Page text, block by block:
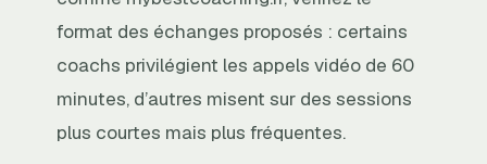
format des échanges proposés : certains
coachs privilégient les appels vidéo de 60
minutes, d’autres misent sur des sessions
plus courtes mais plus fréquentes.